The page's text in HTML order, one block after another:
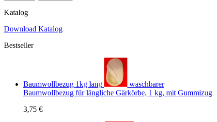
Katalog
Download Katalog
Bestseller
Baumwollbezug 1kg lang
waschbarer
Baumwollbezug für längliche Gärkörbe, 1 kg, mit Gummizug
3,75 €